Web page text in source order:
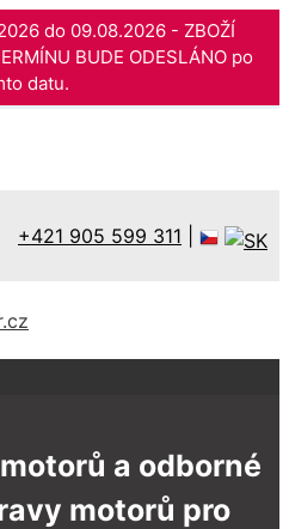
do 09.08.2026 - ZBOŽÍ
BUDE ODESLÁNO po
datu.
+421 905 599 311
a odborné
motorů pro